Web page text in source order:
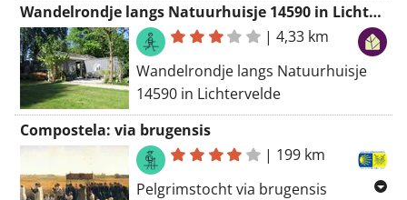
Wandelrondje langs Natuurhuisje 14590 in Lichtervelde
|4,33 km
Wandelrondje langs Natuurhuisje
14590 in Lichtervelde
Compostela: via brugensis
| 199 km
Pelgrimstocht via brugensis